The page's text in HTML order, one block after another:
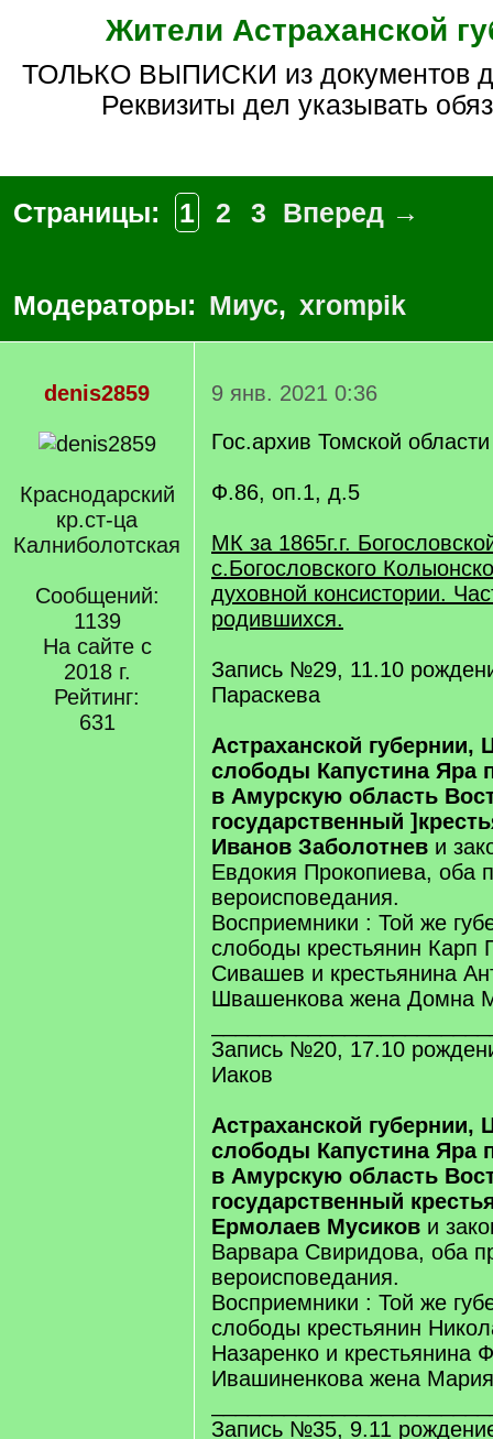
Жители Астраханской
ТОЛЬКО ВЫПИСКИ из документов других архивов.
Реквизиты дел указывать
Страницы: 1 2 3 Вперед →
Модераторы: Миус, xrompik
denis2859
Краснодарский
кр.ст-ца
Калниболотская
Сообщений:
1139
На сайте с
2018 г.
Рейтинг:
631
9 янв. 2021 0:36
Гос.архив Томской области
Ф.86, оп.1, д.5
МК за 1865г.г.
с.Богословского
духовной консистории.
родившихся.
Запись №29, 11.10
Параскева
Астраханской губернии,
слободы Капустина Яра
в Амурскую область
государственный
Иванов Заболотнев и
Евдокия Прокопиева, оба
вероисповедания.
Восприемники : Той же
слободы крестьянин Карп
Сивашев и крестьянина
Швашенкова жена Домна
Запись №20, 17.10
Иаков
Астраханской губернии,
слободы Капустина Яра
в Амурскую область
государственный
Ермолаев Мусиков и
Варвара Свиридова, оба
вероисповедания.
Восприемники : Той же
слободы крестьянин
Назаренко и крестьянина
Ивашиненкова жена
Запись №35, 9.11